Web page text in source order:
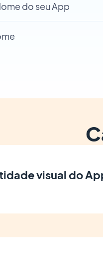
do seu App
visual do